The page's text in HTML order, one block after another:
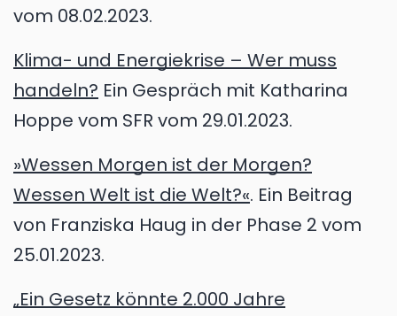
vom 08.02.2023.
Klima- und Energiekrise – Wer muss
handeln? Ein Gespräch mit Katharina
Hoppe vom SFR vom 29.01.2023.
»Wessen Morgen ist der Morgen?
Wessen Welt ist die Welt?«. Ein Beitrag
von Franziska Haug in der Phase 2 vom
25.01.2023.
„Ein Gesetz könnte 2.000 Jahre